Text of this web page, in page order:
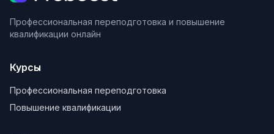
Профессиональная переподготовка и повышение
квалификации онлайн
Курсы
Профессиональная переподготовка
Повышение квалификации